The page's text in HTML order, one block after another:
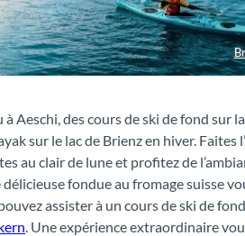
Aeschi, des cours de ski de fond sur la
sur le lac de Brienz en hiver. Faites
au clair de lune et profitez de
fondue au fromage suisse
assister à un cours de ski de
. Une expérience extraordinaire